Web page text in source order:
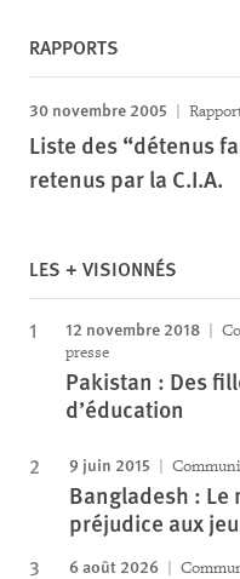
RAPPORTS
30 novembre 2005
Liste des “détenus
retenus par la C.I.A.
LES + VISIONNÉS
12 novembre 2018
presse
Pakistan : Des
d’éducation
9 juin 2015
Bangladesh : Le
préjudice aux
6 août 2026